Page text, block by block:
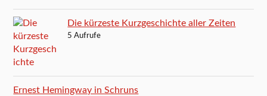
Die kürzeste Kurzgeschichte aller Zeiten
5 Aufrufe
Ernest Hemingway in Schruns